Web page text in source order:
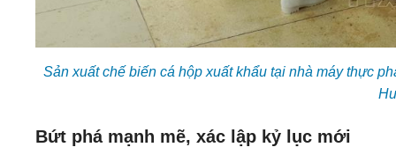
Sản xuất chế biến cá hộp xuất khẩu tại nhà máy thực
Bứt phá mạnh mẽ, xác lập kỷ lục mới